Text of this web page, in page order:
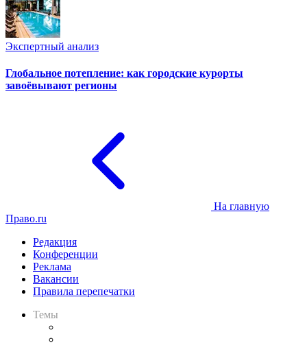
Экспертный анализ
Глобальное потепление: как городские курорты
завоёвывают регионы
На главную
Право.ru
Редакция
Конференции
Реклама
Вакансии
Правила перепечатки
Темы